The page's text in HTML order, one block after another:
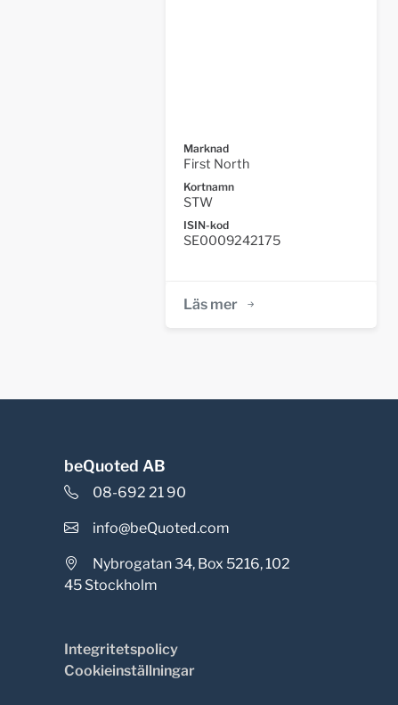
Marknad
First North
Kortnamn
STW
ISIN-kod
SE0009242175
Läs mer
beQuoted AB
08-692 21 90
info@beQuoted.com
Nybrogatan 34, Box 5216, 102
45 Stockholm
Integritetspolicy
Cookieinställningar